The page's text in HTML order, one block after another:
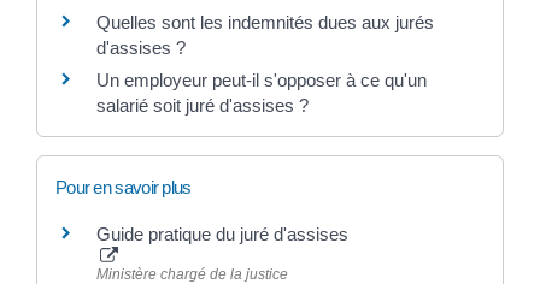
Quelles sont les indemnités dues aux jurés
d'assises ?
Un employeur peut-il s'opposer à ce qu'un
salarié soit juré d'assises ?
Pour en savoir plus
Guide pratique du juré d'assises
Ministère chargé de la justice